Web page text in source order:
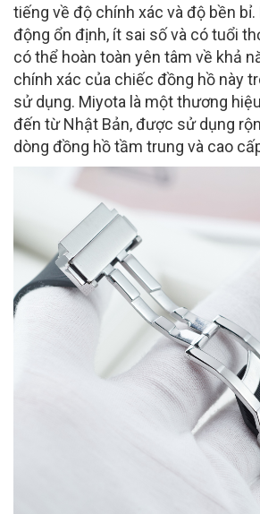
tiếng về độ chính xác và độ bền
động ổn định, ít sai số và có tuổi
có thể hoàn toàn yên tâm về khả
chính xác của chiếc đồng hồ này
sử dụng. Miyota là một thương
đến từ Nhật Bản, được sử dụng
dòng đồng hồ tầm trung và cao